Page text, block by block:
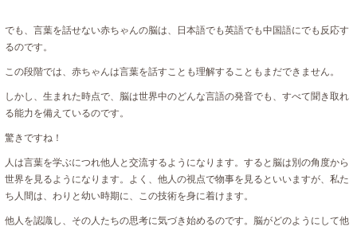
でも、言葉を話せない赤ちゃんの脳は、日本語でも英語でも中国語にでも反応す
るのです。
この段階では、赤ちゃんは言葉を話すことも理解することもまだできません。
しかし、生まれた時点で、脳は世界中のどんな言語の発音でも、すべて聞き取れ
る能力を備えているのです。
驚きですね！
人は言葉を学ぶにつれ他人と交流するようになります。すると脳は別の角度から
世界を見るようになります。よく、他人の視点で物事を見るといいますが、私た
ち人間は、わりと幼い時期に、この技術を身に着けます。
他人を認識し、その人たちの思考に気づき始めるのです。脳がどのようにして他